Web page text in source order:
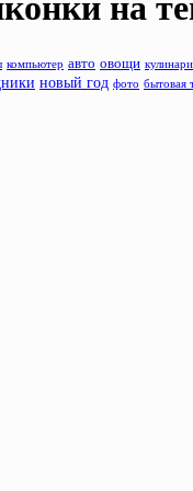
на
компьютер авто овощи
новый год фото бытовая